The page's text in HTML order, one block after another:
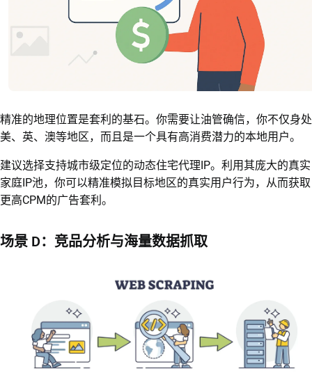
精准的地理位置是套利的基石。你需要让油管确信，你不仅身处
美、英、澳等地区，而且是一个具有高消费潜力的本地用户。
建议选择支持城市级定位的动态住宅代理IP。利用其庞大的真实
家庭IP池，你可以精准模拟目标地区的真实用户行为，从而获取
更高CPM的广告套利。
场景 D：竞品分析与海量数据抓取